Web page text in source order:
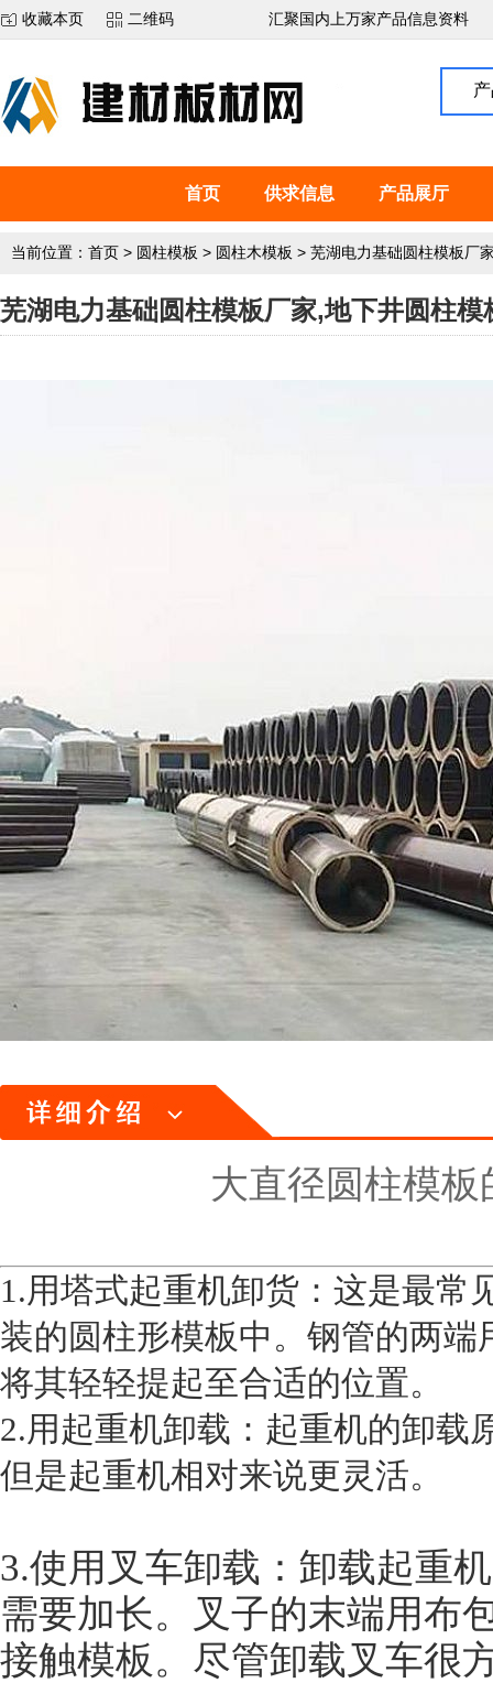
收藏本页 二维码 汇聚国内上万家产品信息资料
首页 供求信息 产品展厅
当前位置： 首页 > 圆柱模板 > 圆柱木模板 > 芜湖电力基础圆柱模板厂
芜湖电力基础圆柱模板厂家,地下井圆柱模
大直径圆柱模
1.用塔式起重机卸货：这是最常
装的圆柱形模板中。钢管的两
将其轻轻提起至合适的位置。
2.用起重机卸载：起重机的卸载
但是起重机相对来说更灵活。
3.使用叉车卸载：卸载起重
需要加长。叉子的末端用布
接触模板。尽管卸载叉车很